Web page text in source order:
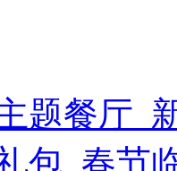
题餐厅_
包_春节